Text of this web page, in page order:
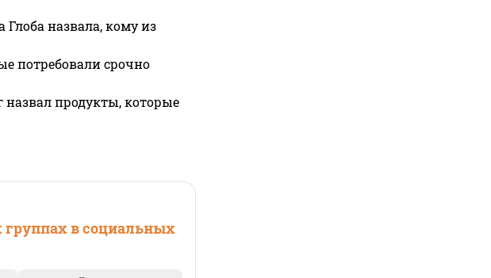
назвала, кому из
потребовали срочно
назвал продукты, которые
в социальных